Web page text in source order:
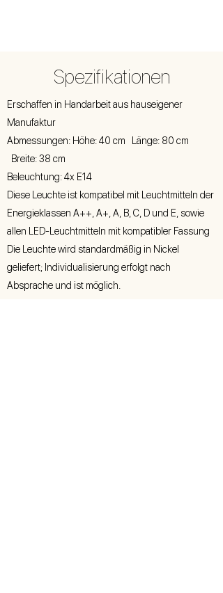
Spezifikationen
Erschaffen in Handarbeit aus hauseigener
Manufaktur
Abmessungen: Höhe: 40 cm Länge: 80 cm
Breite: 38 cm
Beleuchtung: 4x E14
Diese Leuchte ist kompatibel mit Leuchtmitteln der
Energieklassen A++, A+, A, B, C, D und E, sowie
allen LED-Leuchtmitteln mit kompatibler Fassung
Die Leuchte wird standardmäßig in Nickel
geliefert; Individualisierung erfolgt nach
Absprache und ist möglich.